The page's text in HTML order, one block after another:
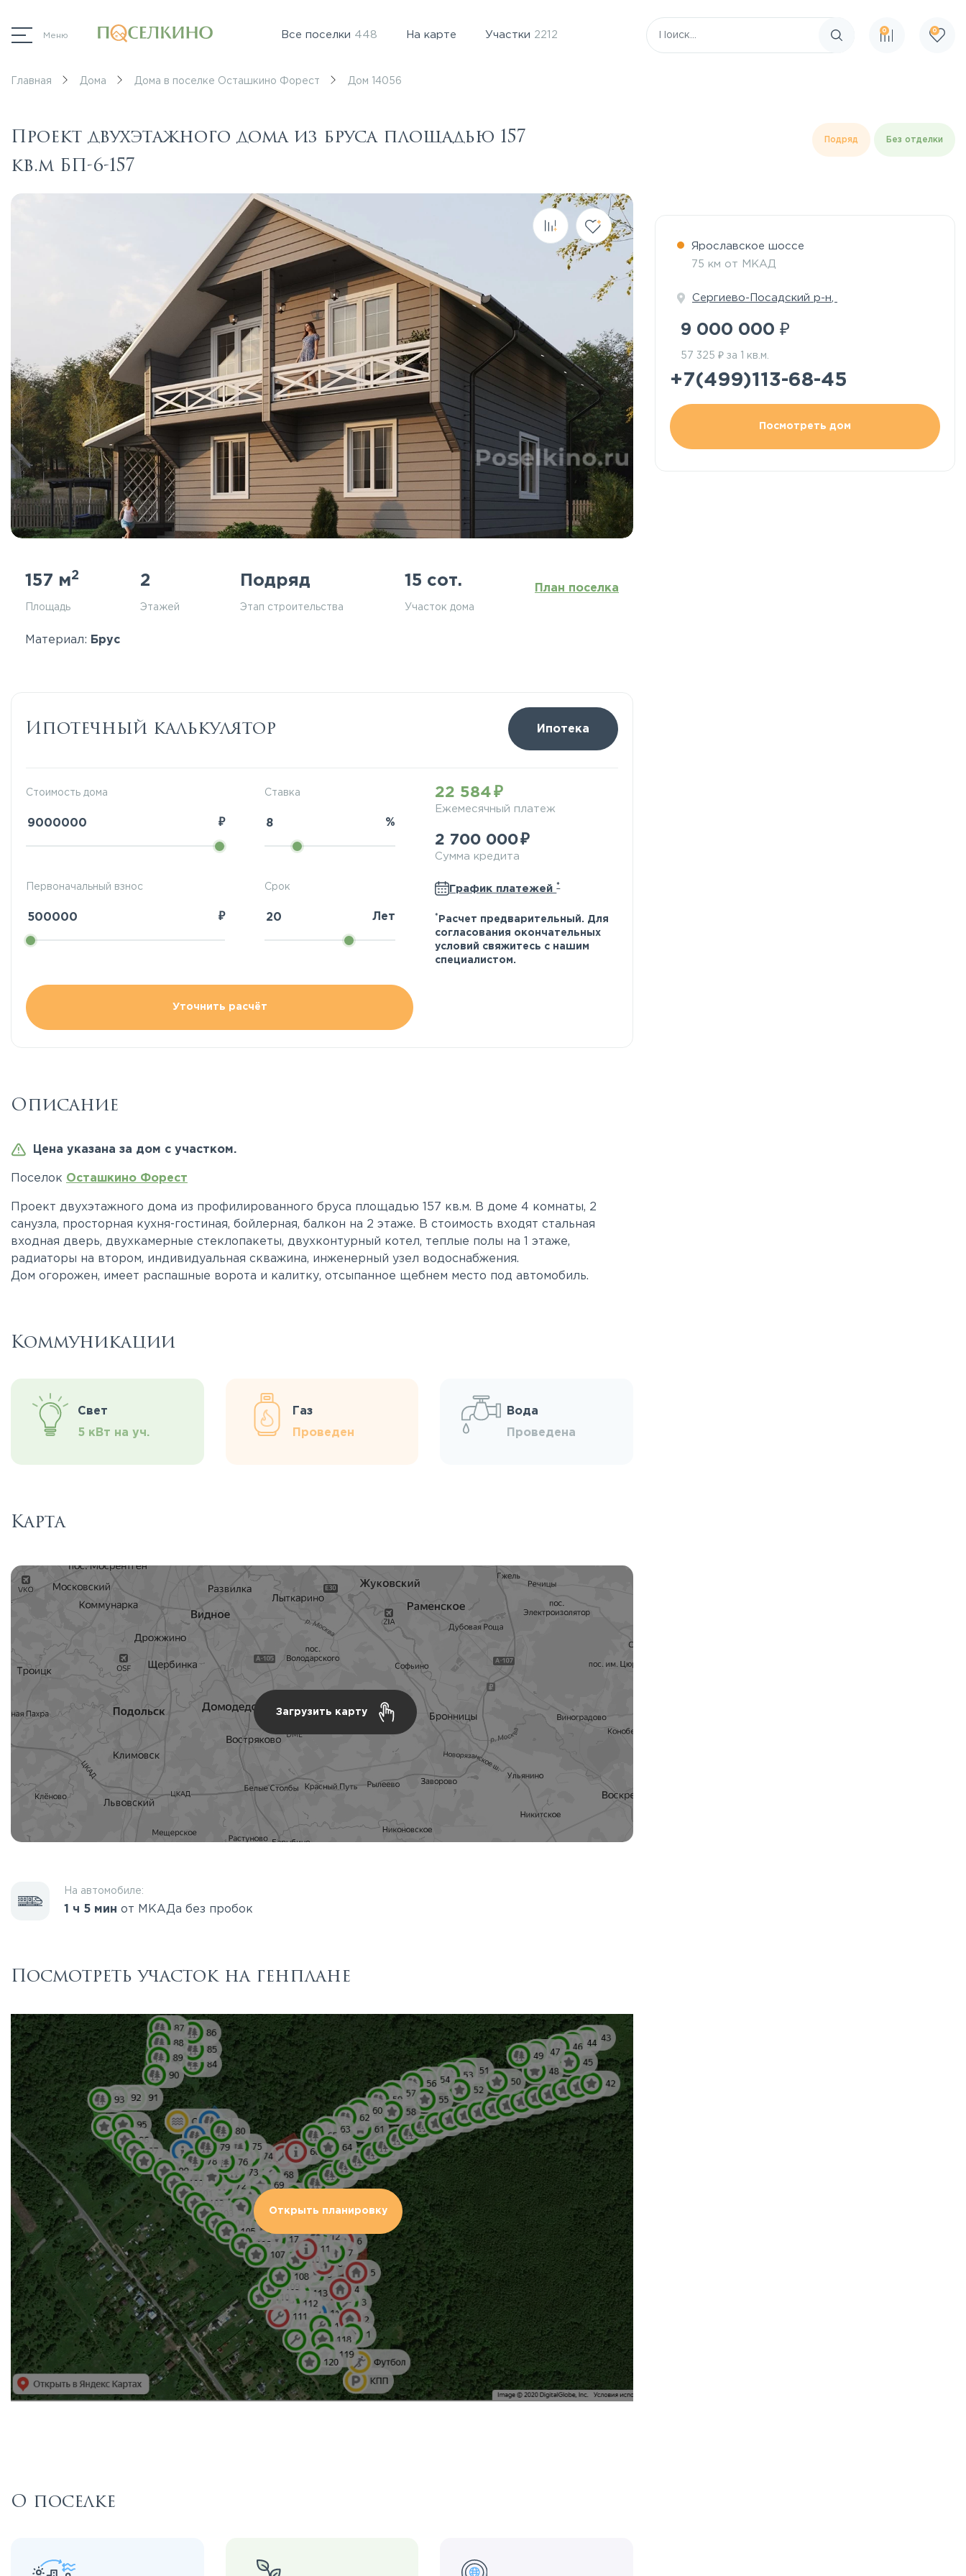
Меню Все поселки 448 На карте Участки 2212
Поиск по сайту
0 0
Главная Дома Дома в поселке Осташкино Форест Дом 14056
Проект двухэтажного дома из бруса площадью 157
кв.м БП-6-157
Подряд Без отделки
157 м2
Площадь
2
Этажей
Подряд
Этап строительства
15 сот.
Участок дома
План поселка
Материал: Брус
Ипотечный калькулятор Ипотека
Стоимость дома
₽
Ставка
%
Первоначальный взнос
₽
Срок
Лет
Уточнить расчёт
22 584
Ежемесячный платеж
2 700 000
Сумма кредита
График платежей*
* Расчет предварительный. Для
согласования окончательных
условий свяжитесь с нашим
специалистом.
Описание
Цена указана за дом с участком.
Поселок Осташкино Форест
Проект двухэтажного дома из профилированного бруса площадью 157 кв.м. В доме 4 комнаты, 2
санузла, просторная кухня-гостиная, бойлерная, балкон на 2 этаже. В стоимость входят стальная
входная дверь, двухкамерные стеклопакеты, двухконтурный котел, теплые полы на 1 этаже,
радиаторы на втором, индивидуальная скважина, инженерный узел водоснабжения.
Дом огорожен, имеет распашные ворота и калитку, отсыпанное щебнем место под автомобиль.
Коммуникации
Свет
5 кВт на уч.
Газ
Проведен
Вода
Проведена
Карта
Загрузить карту
На автомобиле:
1 ч 5 мин от МКАДа без пробок
Посмотреть участок на генплане
Открыть планировку
О поселке
Ярославское шоссе
75 км от МКАД
Сергиево-Посадский р-н
9 000 000 ₽
57 325 ₽ за 1 кв.м.
+7(499)113-68-45
Посмотреть дом